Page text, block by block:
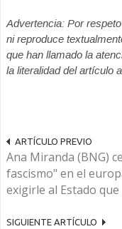
Advertencia: Por
ni reproduce
que han llamado la
la literalidad del artículo
ARTÍCULO PREVIO
Ana Miranda (BNG)
fascismo" en el
exigirle al Estado
SIGUIENTE ARTÍCULO